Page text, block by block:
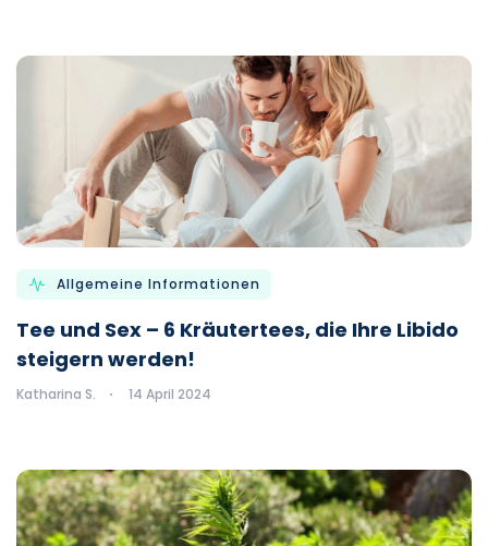
Allgemeine Informationen
Tee und Sex – 6 Kräutertees, die Ihre Libido
steigern werden!
Katharina S. 14 April 2024